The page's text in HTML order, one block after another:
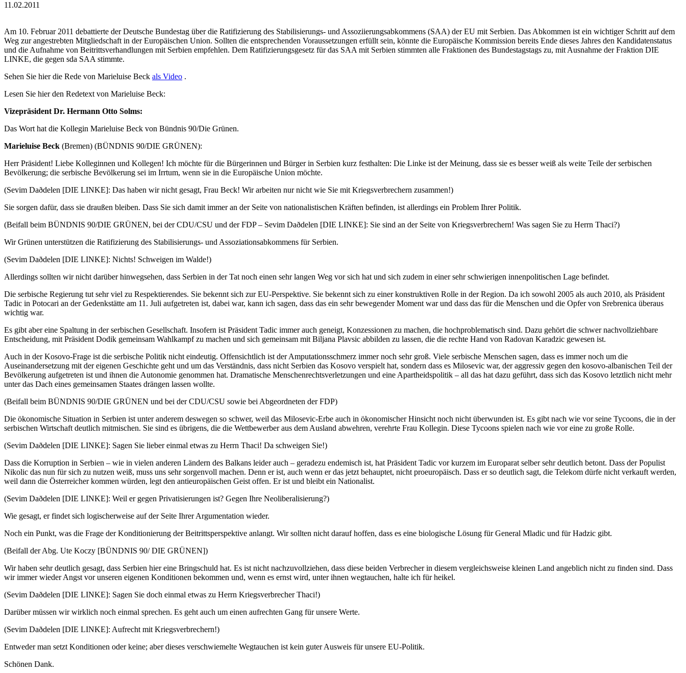
110210_Plenarrede_SAA_Serbien3.jpg
11.02.2011
110210_Plenarrede_SAA_Serbien3.jpg
Am 10. Februar 2011 debattierte der Deutsche Bundestag über die Ratifizierung des Stabilisierungs- und Assoziierungsabkommens (SAA) der EU mit Serbien. Das Abkommen ist ein wichtiger Schritt auf dem
Weg zur angestrebten Mitgliedschaft in der Europäischen Union. Sollten die entsprechenden Voraussetzungen erfüllt sein, könnte die Europäische Kommission bereits Ende dieses Jahres den Kandidatenstatus
und die Aufnahme von Beitrittsverhandlungen mit Serbien empfehlen. Dem Ratifizierungsgesetz für das SAA mit Serbien stimmten alle Fraktionen des Bundestagstags zu, mit Ausnahme der Fraktion DIE
LINKE, die gegen sda SAA stimmte.
Sehen Sie hier die Rede von Marieluise Beck als Video .
Lesen Sie hier den Redetext von Marieluise Beck:
Vizepräsident Dr. Hermann Otto Solms:
Das Wort hat die Kollegin Marieluise Beck von Bündnis 90/Die Grünen.
Marieluise Beck (Bremen) (BÜNDNIS 90/DIE GRÜNEN):
Herr Präsident! Liebe Kolleginnen und Kollegen! Ich möchte für die Bürgerinnen und Bürger in Serbien kurz festhalten: Die Linke ist der Meinung, dass sie es besser weiß als weite Teile der serbischen
Bevölkerung; die serbische Bevölkerung sei im Irrtum, wenn sie in die Europäische Union möchte.
(Sevim Daðdelen [DIE LINKE]: Das haben wir nicht gesagt, Frau Beck! Wir arbeiten nur nicht wie Sie mit Kriegsverbrechern zusammen!)
Sie sorgen dafür, dass sie draußen bleiben. Dass Sie sich damit immer an der Seite von nationalistischen Kräften befinden, ist allerdings ein Problem Ihrer Politik.
(Beifall beim BÜNDNIS 90/DIE GRÜNEN, bei der CDU/CSU und der FDP – Sevim Daðdelen [DIE LINKE]: Sie sind an der Seite von Kriegsverbrechern! Was sagen Sie zu Herrn Thaci?)
Wir Grünen unterstützen die Ratifizierung des Stabilisierungs- und Assoziationsabkommens für Serbien.
(Sevim Daðdelen [DIE LINKE]: Nichts! Schweigen im Walde!)
Allerdings sollten wir nicht darüber hinwegsehen, dass Serbien in der Tat noch einen sehr langen Weg vor sich hat und sich zudem in einer sehr schwierigen innenpolitischen Lage befindet.
Die serbische Regierung tut sehr viel zu Respektierendes. Sie bekennt sich zur EU-Perspektive. Sie bekennt sich zu einer konstruktiven Rolle in der Region. Da ich sowohl 2005 als auch 2010, als Präsident
Tadic in Potocari an der Gedenkstätte am 11. Juli aufgetreten ist, dabei war, kann ich sagen, dass das ein sehr bewegender Moment war und dass das für die Menschen und die Opfer von Srebrenica überaus
wichtig war.
Es gibt aber eine Spaltung in der serbischen Gesellschaft. Insofern ist Präsident Tadic immer auch geneigt, Konzessionen zu machen, die hochproblematisch sind. Dazu gehört die schwer nachvollziehbare
Entscheidung, mit Präsident Dodik gemeinsam Wahlkampf zu machen und sich gemeinsam mit Biljana Plavsic abbilden zu lassen, die die rechte Hand von Radovan Karadzic gewesen ist.
Auch in der Kosovo-Frage ist die serbische Politik nicht eindeutig. Offensichtlich ist der Amputationsschmerz immer noch sehr groß. Viele serbische Menschen sagen, dass es immer noch um die
Auseinandersetzung mit der eigenen Geschichte geht und um das Verständnis, dass nicht Serbien das Kosovo verspielt hat, sondern dass es Milosevic war, der aggressiv gegen den kosovo-albanischen Teil der
Bevölkerung aufgetreten ist und ihnen die Autonomie genommen hat. Dramatische Menschenrechtsverletzungen und eine Apartheidspolitik – all das hat dazu geführt, dass sich das Kosovo letztlich nicht mehr
unter das Dach eines gemeinsamen Staates drängen lassen wollte.
(Beifall beim BÜNDNIS 90/DIE GRÜNEN und bei der CDU/CSU sowie bei Abgeordneten der FDP)
Die ökonomische Situation in Serbien ist unter anderem deswegen so schwer, weil das Milosevic-Erbe auch in ökonomischer Hinsicht noch nicht überwunden ist. Es gibt nach wie vor seine Tycoons, die in der
serbischen Wirtschaft deutlich mitmischen. Sie sind es übrigens, die die Wettbewerber aus dem Ausland abwehren, verehrte Frau Kollegin. Diese Tycoons spielen nach wie vor eine zu große Rolle.
(Sevim Daðdelen [DIE LINKE]: Sagen Sie lieber einmal etwas zu Herrn Thaci! Da schweigen Sie!)
Dass die Korruption in Serbien – wie in vielen anderen Ländern des Balkans leider auch – geradezu endemisch ist, hat Präsident Tadic vor kurzem im Europarat selber sehr deutlich betont. Dass der Populist
Nikolic das nun für sich zu nutzen weiß, muss uns sehr sorgenvoll machen. Denn er ist, auch wenn er das jetzt behauptet, nicht proeuropäisch. Dass er so deutlich sagt, die Telekom dürfe nicht verkauft werden,
weil dann die Österreicher kommen würden, legt den antieuropäischen Geist offen. Er ist und bleibt ein Nationalist.
(Sevim Daðdelen [DIE LINKE]: Weil er gegen Privatisierungen ist? Gegen Ihre Neoliberalisierung?)
Wie gesagt, er findet sich logischerweise auf der Seite Ihrer Argumentation wieder.
Noch ein Punkt, was die Frage der Konditionierung der Beitrittsperspektive anlangt. Wir sollten nicht darauf hoffen, dass es eine biologische Lösung für General Mladic und für Hadzic gibt.
(Beifall der Abg. Ute Koczy [BÜNDNIS 90/ DIE GRÜNEN])
Wir haben sehr deutlich gesagt, dass Serbien hier eine Bringschuld hat. Es ist nicht nachzuvollziehen, dass diese beiden Verbrecher in diesem vergleichsweise kleinen Land angeblich nicht zu finden sind. Dass
wir immer wieder Angst vor unseren eigenen Konditionen bekommen und, wenn es ernst wird, unter ihnen wegtauchen, halte ich für heikel.
(Sevim Daðdelen [DIE LINKE]: Sagen Sie doch einmal etwas zu Herrn Kriegsverbrecher Thaci!)
Darüber müssen wir wirklich noch einmal sprechen. Es geht auch um einen aufrechten Gang für unsere Werte.
(Sevim Daðdelen [DIE LINKE]: Aufrecht mit Kriegsverbrechern!)
Entweder man setzt Konditionen oder keine; aber dieses verschwiemelte Wegtauchen ist kein guter Ausweis für unsere EU-Politik.
Schönen Dank.